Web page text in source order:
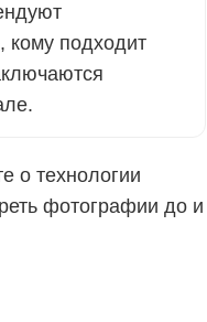
кому подходит
о технологии
фотографии до и